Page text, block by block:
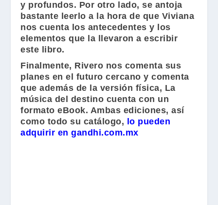
y profundos. Por otro lado, se antoja
bastante leerlo a la hora de que Viviana
nos cuenta los antecedentes y los
elementos que la llevaron a escribir
este libro.
Finalmente, Rivero nos comenta sus
planes en el futuro cercano y comenta
que además de la versión física, La
música del destino cuenta con un
formato eBook. Ambas ediciones, así
como todo su catálogo, lo pueden
adquirir en gandhi.com.mx